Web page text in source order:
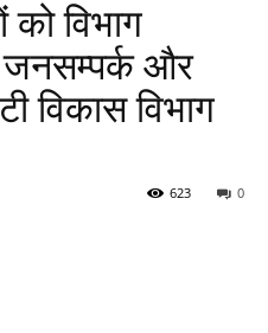
को विभाग
और
विकास विभाग
0
623